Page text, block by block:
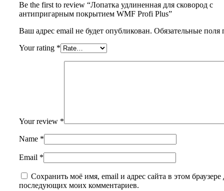
Be the first to review “Лопатка удлиненная для сковород с
антипригарным покрытием WMF Profi Plus”
Ваш адрес email не будет опубликован. Обязательные
Your rating *
Your review *
Name *
Email *
Сохранить моё имя, email и адрес сайта в этом браузере
последующих моих комментариев.